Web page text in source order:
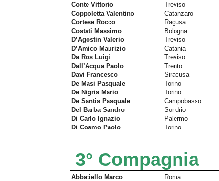
Conte Vittorio
Treviso
Coppoletta Valentino
Catanzaro
Cortese Rocco
Ragusa
Costati Massimo
Bologna
D’Agostin Valerio
Treviso
D’Amico Maurizio
Catania
Da Ros Luigi
Treviso
Dall’Acqua Paolo
Trento
Davi Francesco
Siracusa
De Masi Pasquale
Torino
De Nigris Mario
Torino
De Santis Pasquale
Campobasso
Del Barba Sandro
Sondrio
Di Carlo Ignazio
Palermo
Di Cosmo Paolo
Torino
3° Compagnia
Abbatiello Marco
Roma